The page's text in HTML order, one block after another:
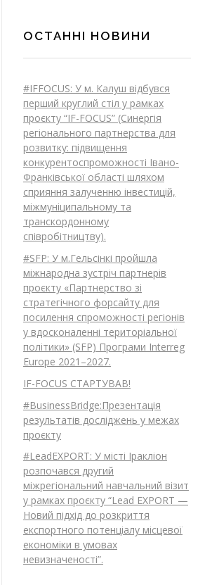
ОСТАННІ НОВИНИ
#IFFOCUS: У м. Калуш відбувся
перший круглий стіл у рамках
проєкту “IF-FOCUS” (Синергія
регіонального партнерства для
розвитку: підвищення
конкурентоспроможності Івано-
Франківської області шляхом
сприяння залученню інвестицій,
міжмуніципальному та
транскордонному
співробітництву).
#SFP: У м.Гельсінкі пройшла
міжнародна зустріч партнерів
проєкту «Партнерство зі
стратегічного форсайту для
посилення спроможності регіонів
у вдосконаленні територіальної
політики» (SFP) Програми Interreg
Europe 2021–2027.
IF-FOCUS СТАРТУВАВ!
#BusinessBridge:Презентація
результатів досліджень у межах
проєкту
#LeadEXPORT: У місті Іракліон
розпочався другий
міжрегіональний навчальний візит
у рамках проєкту “Lead EXPORT —
Новий підхід до розкриття
експортного потенціалу місцевої
економіки в умовах
невизначеності”.